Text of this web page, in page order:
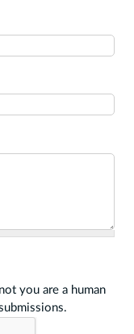
you are a human